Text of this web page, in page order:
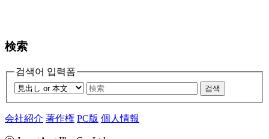
検索
검색어 입력폼
검색
会社紹介 著作権 PC版 個人情報